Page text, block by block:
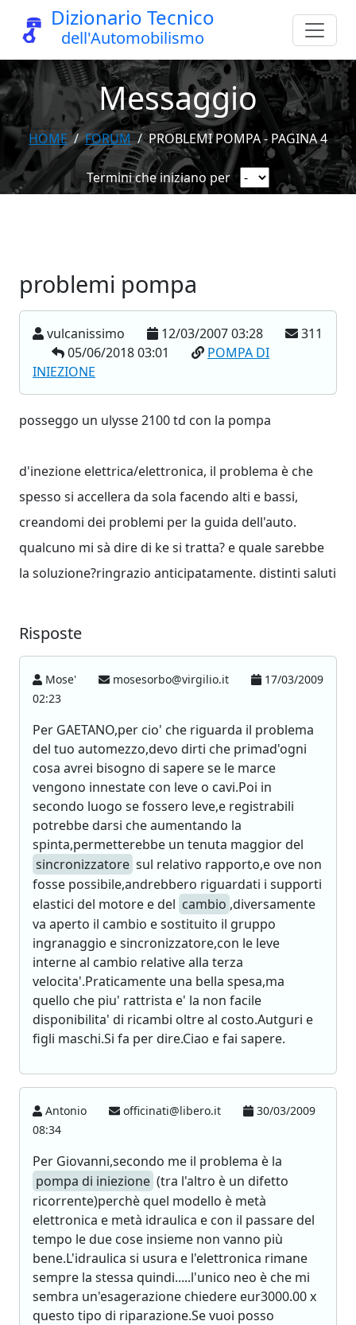
Dizionario Tecnico
dell'Automobilismo
Messaggio
HOME FORUM PROBLEMI POMPA - PAGINA 4
Termini che iniziano per
problemi pompa
vulcanissimo 12/03/2007 03:28
311
05/06/2018 03:01
POMPA DI
INIEZIONE
posseggo un ulysse 2100 td con la pompa
d'inezione elettrica/elettronica, il problema è che
spesso si accellera da sola facendo alti e bassi,
creandomi dei problemi per la guida dell'auto.
qualcuno mi sà dire di ke si tratta? e quale sarebbe
la soluzione?ringrazio anticipatamente. distinti saluti
Risposte
Mose' mosesorbo@virgilio.it
17/03/2009
02:23
Per GAETANO,per cio' che riguarda il problema
del tuo automezzo,devo dirti che primad'ogni
cosa avrei bisogno di sapere se le marce
vengono innestate con leve o cavi.Poi in
secondo luogo se fossero leve,e registrabili
potrebbe darsi che aumentando la
spinta,permetterebbe un tenuta maggior del
sincronizzatore sul relativo rapporto,e ove non
fosse possibile,andrebbero riguardati i supporti
elastici del motore e del cambio ,diversamente
va aperto il cambio e sostituito il gruppo
ingranaggio e sincronizzatore,con le leve
interne al cambio relative alla terza
velocita'.Praticamente una bella spesa,ma
quello che piu' rattrista e' la non facile
disponibilita' di ricambi oltre al costo.Autguri e
figli maschi.Si fa per dire.Ciao e fai sapere.
Antonio officinati@libero.it
30/03/2009
08:34
Per Giovanni,secondo me il problema è la
pompa di iniezione (tra l'altro è un difetto
ricorrente)perchè quel modello è metà
elettronica e metà idraulica e con il passare del
tempo le due cose insieme non vanno più
bene.L'idraulica si usura e l'elettronica rimane
sempre la stessa quindi.....l'unico neo è che mi
sembra un'esagerazione chiedere eur3000.00 x
questo tipo di riparazione.Se vuoi posso